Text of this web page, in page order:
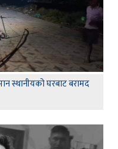
स्थानीयको घरबाट बरामद